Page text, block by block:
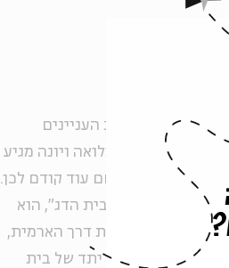
את השתלשלות העניינים
מתקתקת במלואה ויונה מגיע
רמזים שהובילו לשם עוד קודם לכן.
ננוה פירושו בית הדג", הוא
שחדרו לעברית דרך הארמית,
ננוה באמצעות יתד של בית